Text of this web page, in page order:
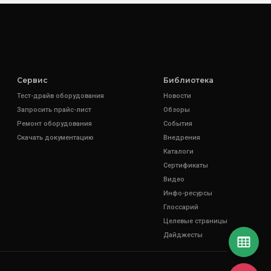
Сервис
Тест-драйв оборудования
Запросить прайс-лист
Ремонт оборудования
Скачать документацию
Библиотека
Новости
Обзоры
События
Внедрения
Каталоги
Сертификаты
Видео
Инфо-ресурсы
Глоссарий
Целевые страницы
Дайджесты